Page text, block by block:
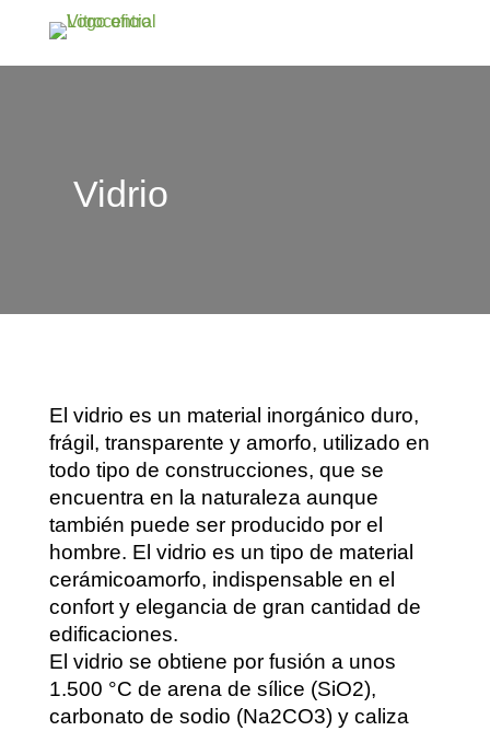
Vidrio
El vidrio es un material inorgánico duro,
frágil, transparente y amorfo, utilizado en
todo tipo de construcciones, que se
encuentra en la naturaleza aunque
también puede ser producido por el
hombre. El vidrio es un tipo de material
cerámicoamorfo, indispensable en el
confort y elegancia de gran cantidad de
edificaciones.
El vidrio se obtiene por fusión a unos
1.500 °C de arena de sílice (SiO2),
carbonato de sodio (Na2CO3) y caliza